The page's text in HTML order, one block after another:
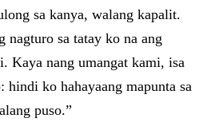
sa kanya, walang kapalit.
sa tatay ko na ang
Kaya nang umangat kami, isa
hindi ko hahayaang mapunta sa
puso.”